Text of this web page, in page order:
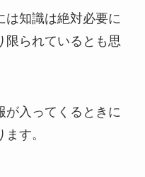
は知識は絶対必要に
限られているとも思
が入ってくるときに
す。